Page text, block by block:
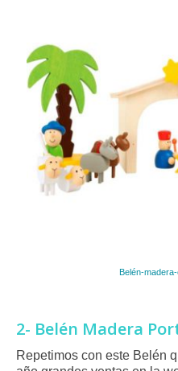
Belén-
2- Belén Madera
Repetimos con este Belén